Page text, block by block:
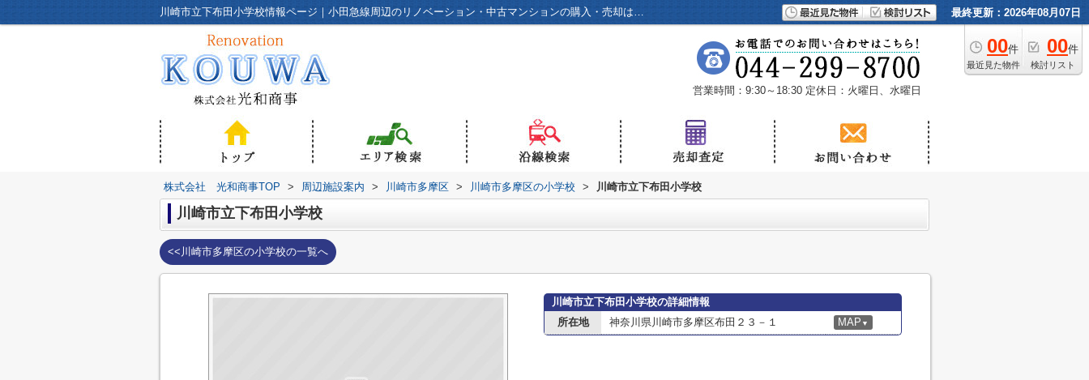
川崎市立下布田小学校情報ページ｜小田急線周辺のリノベーション・中古マンションの購入・売却は光和商事へ！ 最終更新：2026年08月07日
00件
最近見た物件
00件
検討リスト
営業時間：9:30～18:30 定休日：火曜日、水曜日
株式会社 光和商事TOP > 周辺施設案内 > 川崎市多摩区 > 川崎市多摩区の小学校 > 川崎市立下布田小学校
川崎市立下布田小学校
<<川崎市多摩区の小学校の一覧へ
川崎市立下布田小学校の詳細情報
所在地
神奈川県川崎市多摩区布田２３－１ MAP ▼